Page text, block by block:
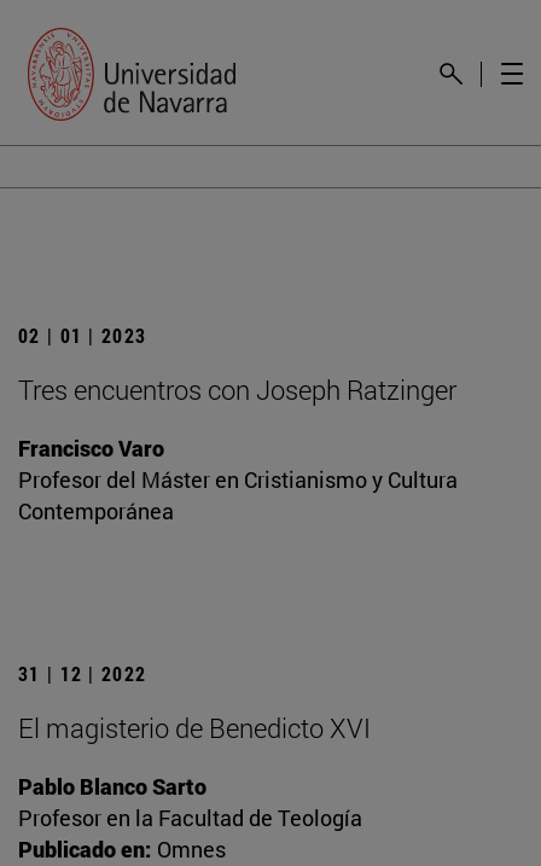
02 | 01 | 2023
Tres encuentros con Joseph Ratzinger
Francisco Varo
Profesor del Máster en Cristianismo y Cultura
Contemporánea
31 | 12 | 2022
El magisterio de Benedicto XVI
Pablo Blanco Sarto
Profesor en la Facultad de Teología
Publicado en: Omnes